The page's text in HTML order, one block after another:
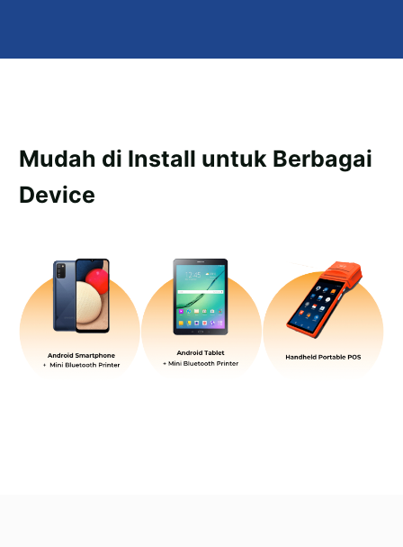
Mudah di Install untuk Berbagai
Device